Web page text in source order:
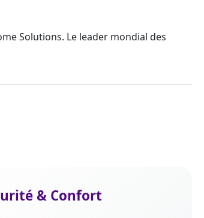
Solutions. Le leader mondial des
& Confort